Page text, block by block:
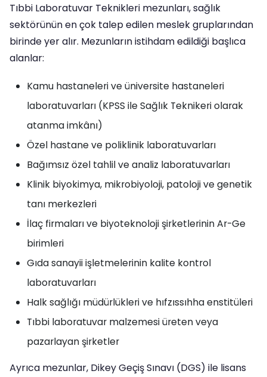
Tıbbi Laboratuvar Teknikleri mezunları, sağlık
sektörünün en çok talep edilen meslek gruplarından
birinde yer alır. Mezunların istihdam edildiği başlıca
alanlar:
Kamu hastaneleri ve üniversite hastaneleri
laboratuvarları (KPSS ile Sağlık Teknikeri olarak
atanma imkânı)
Özel hastane ve poliklinik laboratuvarları
Bağımsız özel tahlil ve analiz laboratuvarları
Klinik biyokimya, mikrobiyoloji, patoloji ve genetik
tanı merkezleri
İlaç firmaları ve biyoteknoloji şirketlerinin Ar-Ge
birimleri
Gıda sanayii işletmelerinin kalite kontrol
laboratuvarları
Halk sağlığı müdürlükleri ve hıfzıssıhha enstitüleri
Tıbbi laboratuvar malzemesi üreten veya
pazarlayan şirketler
Ayrıca mezunlar, Dikey Geçiş Sınavı (DGS) ile lisans